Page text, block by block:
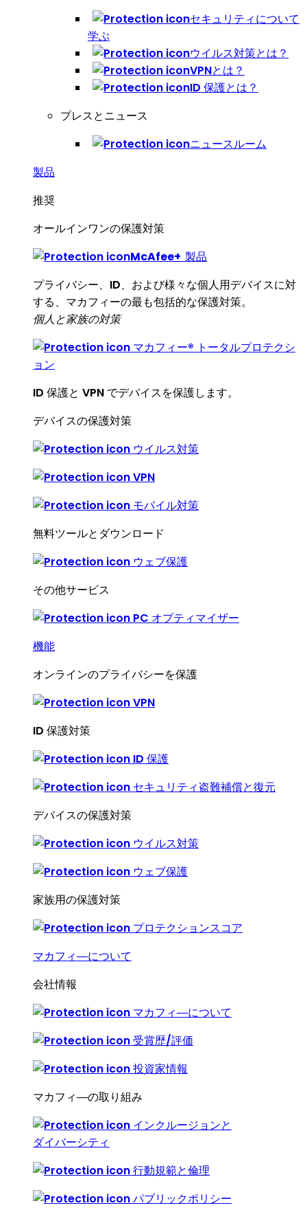
セキュリティについて
学ぶ
ウイルス対策とは？
VPNとは？
ID 保護とは？
プレスとニュース
ニュースルーム
製品
推奨
オールインワンの保護対策
McAfee+ 製品
プライバシー、ID、および様々な個人用デバイスに対
する、マカフィーの最も包括的な保護対策。
個人と家族の対策
マカフィー® トータルプロテクシ
ョン
ID 保護と VPN でデバイスを保護します。
デバイスの保護対策
ウイルス対策
VPN
モバイル対策
無料ツールとダウンロード
ウェブ保護
その他サービス
PC オプティマイザー
機能
オンラインのプライバシーを保護
VPN
ID 保護対策
ID 保護
セキュリティ盗難補償と復元
デバイスの保護対策
ウイルス対策
ウェブ保護
家族用の保護対策
プロテクションスコア
マカフィ―について
会社情報
マカフィ―について
受賞歴/評価
投資家情報
マカフィ―の取り組み
インクルージョンと
ダイバーシティ
行動規範と倫理
パブリックポリシー